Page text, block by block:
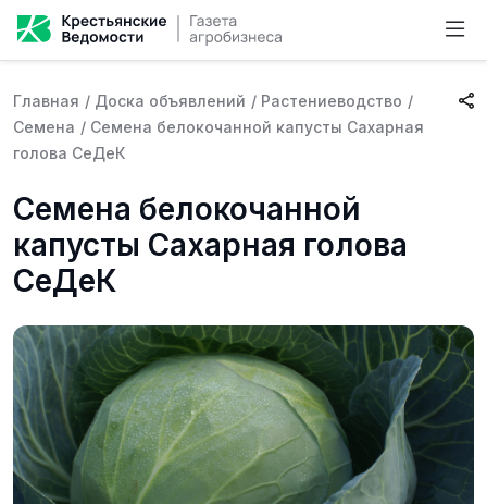
Главная / Доска объявлений / Растениеводство /
Семена / Семена белокочанной капусты Сахарная
голова СеДеК
Семена белокочанной
капусты Сахарная голова
СеДеК